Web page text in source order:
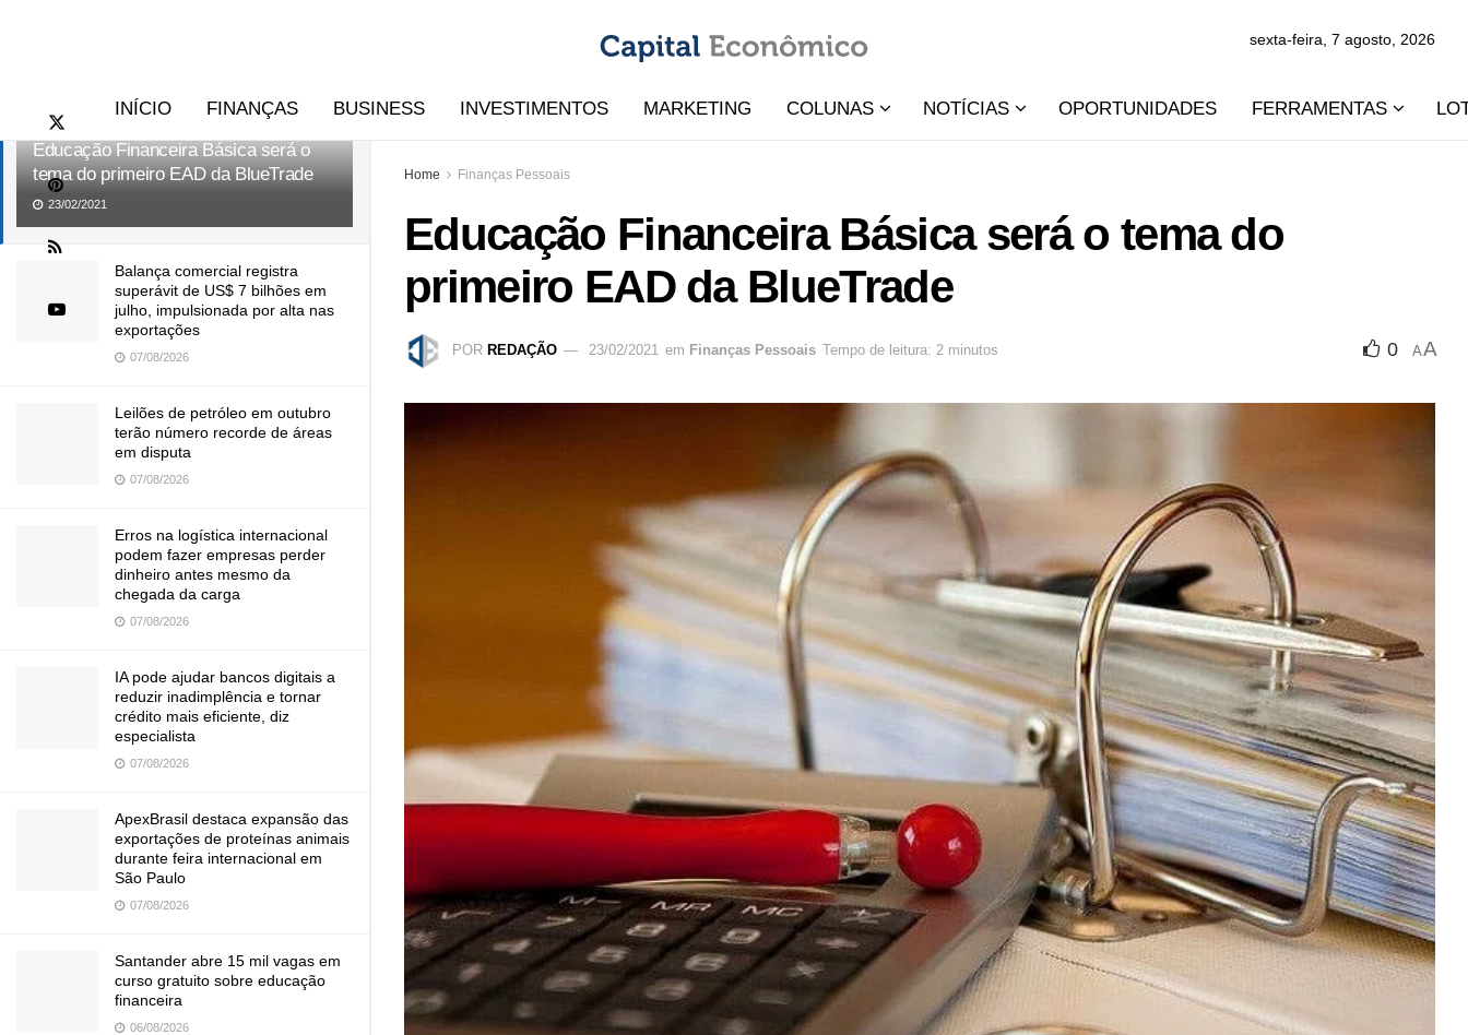
Educação Financeira Básica será o
tema do primeiro EAD da BlueTrade
23/02/2021
Balança comercial registra
superávit de US$ 7 bilhões em
julho, impulsionada por alta nas
exportações
07/08/2026
Leilões de petróleo em outubro
terão número recorde de áreas
em disputa
07/08/2026
Erros na logística internacional
podem fazer empresas perder
dinheiro antes mesmo da
chegada da carga
07/08/2026
IA pode ajudar bancos digitais a
reduzir inadimplência e tornar
crédito mais eficiente, diz
especialista
07/08/2026
ApexBrasil destaca expansão das
exportações de proteínas animais
durante feira internacional em
São Paulo
07/08/2026
Santander abre 15 mil vagas em
curso gratuito sobre educação
financeira
06/08/2026
sexta-feira, 7 agosto, 2026
INÍCIO FINANÇAS BUSINESS INVESTIMENTOS MARKETING COLUNAS NOTÍCIAS OPORTUNIDADES FERRAMENTAS
Home Finanças Pessoais
Educação Financeira Básica será o tema do
primeiro EAD da BlueTrade
POR REDAÇÃO 23/02/2021 em Finanças Pessoais Tempo de leitura: 2 minutos 0 AA